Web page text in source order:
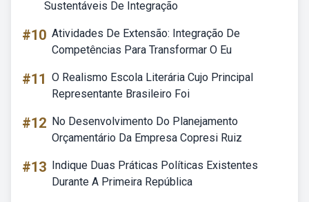
Sustentáveis De Integração
#10 Atividades De Extensão: Integração De
Competências Para Transformar O Eu
#11 O Realismo Escola Literária Cujo Principal
Representante Brasileiro Foi
#12 No Desenvolvimento Do Planejamento
Orçamentário Da Empresa Copresi Ruiz
#13 Indique Duas Práticas Políticas Existentes
Durante A Primeira República